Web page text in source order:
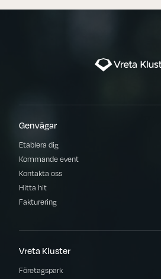
Genvägar
Etablera dig
Kommande event
Kontakta oss
Hitta hit
Fakturering
Vreta Kluster
Företagspark